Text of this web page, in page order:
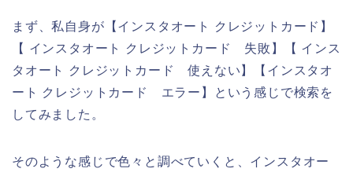
まず、私自身が【インスタオート クレジットカード】
【 インスタオート クレジットカード 失敗】【 インス
タオート クレジットカード 使えない】【インスタオ
ート クレジットカード エラー】という感じで検索を
してみました。
そのような感じで色々と調べていくと、インスタオー